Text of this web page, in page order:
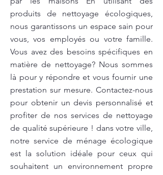
produits de nettoyage écologiques,
nous garantissons un espace sain pour
vous, vos employés ou votre famille.
Vous avez des besoins spécifiques en
matière de nettoyage? Nous sommes
là pour y répondre et vous fournir une
prestation sur mesure. Contactez-nous
pour obtenir un devis personnalisé et
profiter de nos services de nettoyage
de qualité supérieure ! dans votre ville,
notre service de ménage écologique
est la solution idéale pour ceux qui
souhaitent un environnement propre